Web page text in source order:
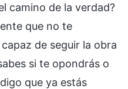
camino de la verdad?
que no te
de seguir la obra
si te opondrás o
que ya estás